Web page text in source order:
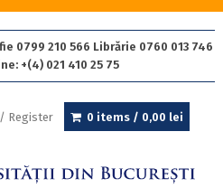
0799 210 566 Librărie 0760 013 746
+(4) 021 410 25 75
Register 0 items / 0,00 lei